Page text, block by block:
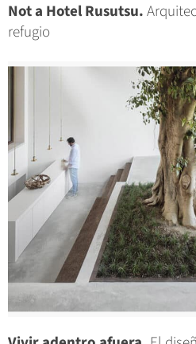
Not a Hotel Rusutsu.
refugio